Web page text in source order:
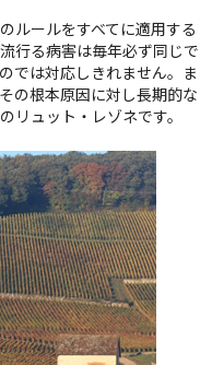
ルールをすべてに適用する
行る病害は毎年必ず同じで
では対応しきれません。ま
の根本原因に対し長期的な
リュット・レゾネです。